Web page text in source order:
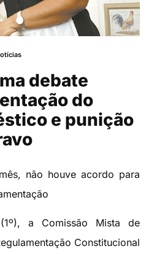
debate
do
e punição
não houve acordo para
a Comissão Mista de
Constitucional